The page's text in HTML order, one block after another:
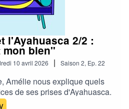
l'Ayahuasca 2/2 :
bien"
10 avril 2026 | Saison 2, Ep. 22
Amélie nous explique quels
de ses prises d'Ayahuasca.